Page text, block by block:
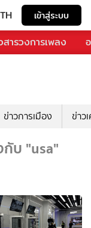
TH เข้าสู่ระบบ
สารวงการเพลง
ข่าวการเมือง ข่าว
กับ "usa"